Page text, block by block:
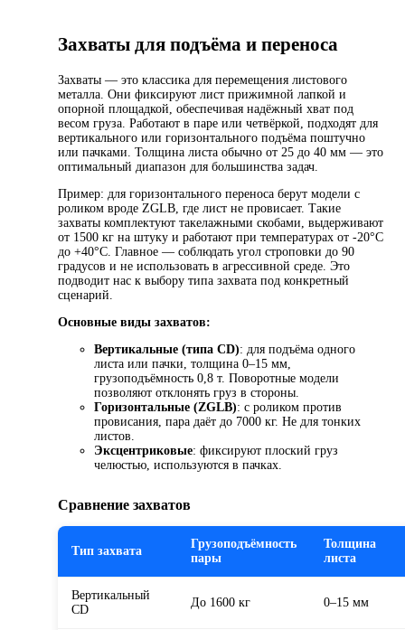
Захваты для подъёма и переноса
Захваты — это классика для перемещения листового
металла. Они фиксируют лист прижимной лапкой и
опорной площадкой, обеспечивая надёжный хват под
весом груза. Работают в паре или четвёркой, подходят для
вертикального или горизонтального подъёма поштучно
или пачками. Толщина листа обычно от 25 до 40 мм — это
оптимальный диапазон для большинства задач.
Пример: для горизонтального переноса берут модели с
роликом вроде ZGLB, где лист не провисает. Такие
захваты комплектуют такелажными скобами, выдерживают
от 1500 кг на штуку и работают при температурах от -20°C
до +40°C. Главное — соблюдать угол строповки до 90
градусов и не использовать в агрессивной среде. Это
подводит нас к выбору типа захвата под конкретный
сценарий.
Основные виды захватов:
Вертикальные (типа CD): для подъёма одного
листа или пачки, толщина 0–15 мм,
грузоподъёмность 0,8 т. Поворотные модели
позволяют отклонять груз в стороны.
Горизонтальные (ZGLB): с роликом против
провисания, пара даёт до 7000 кг. Не для тонких
листов.
Эксцентриковые: фиксируют плоский груз
челюстью, используются в пачках.
Сравнение захватов
Тип захвата
Грузоподъёмность
пары
Толщина
листа
Вертикальный
CD
До 1600 кг 0–15 мм